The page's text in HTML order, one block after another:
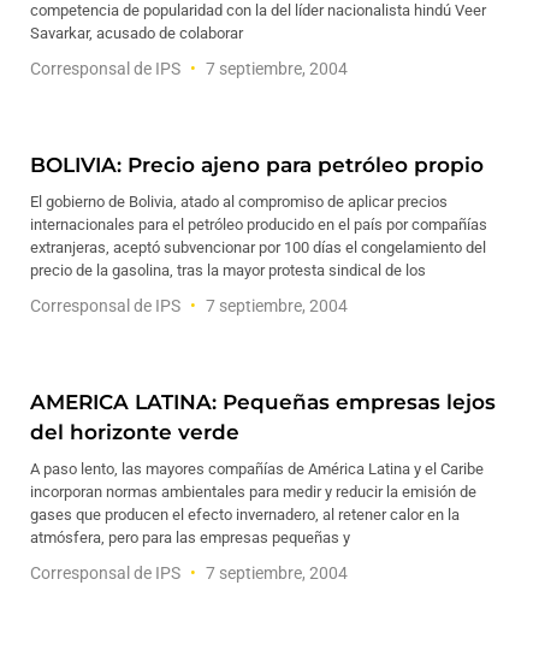
competencia de popularidad con la del líder nacionalista hindú Veer
Savarkar, acusado de colaborar
Corresponsal de IPS 7 septiembre, 2004
BOLIVIA: Precio ajeno para petróleo propio
El gobierno de Bolivia, atado al compromiso de aplicar precios
internacionales para el petróleo producido en el país por compañías
extranjeras, aceptó subvencionar por 100 días el congelamiento del
precio de la gasolina, tras la mayor protesta sindical de los
Corresponsal de IPS 7 septiembre, 2004
AMERICA LATINA: Pequeñas empresas lejos
del horizonte verde
A paso lento, las mayores compañías de América Latina y el Caribe
incorporan normas ambientales para medir y reducir la emisión de
gases que producen el efecto invernadero, al retener calor en la
atmósfera, pero para las empresas pequeñas y
Corresponsal de IPS 7 septiembre, 2004